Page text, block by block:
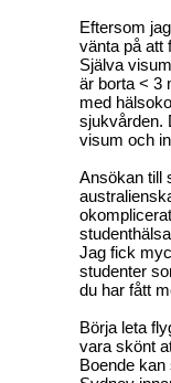
Eftersom
vänta på att
Själva
är borta < 3
med
sjukvården.
visum och
Ansökan till
Jag fick
studenter
du har fått
Börja leta
vara skönt
Boende